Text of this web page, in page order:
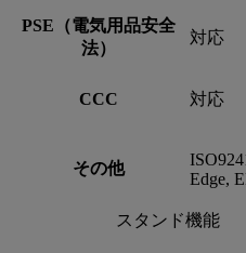
PSE（電気用品安全
法）
対応
CCC 対応
その他
Edge,
スタンド機能